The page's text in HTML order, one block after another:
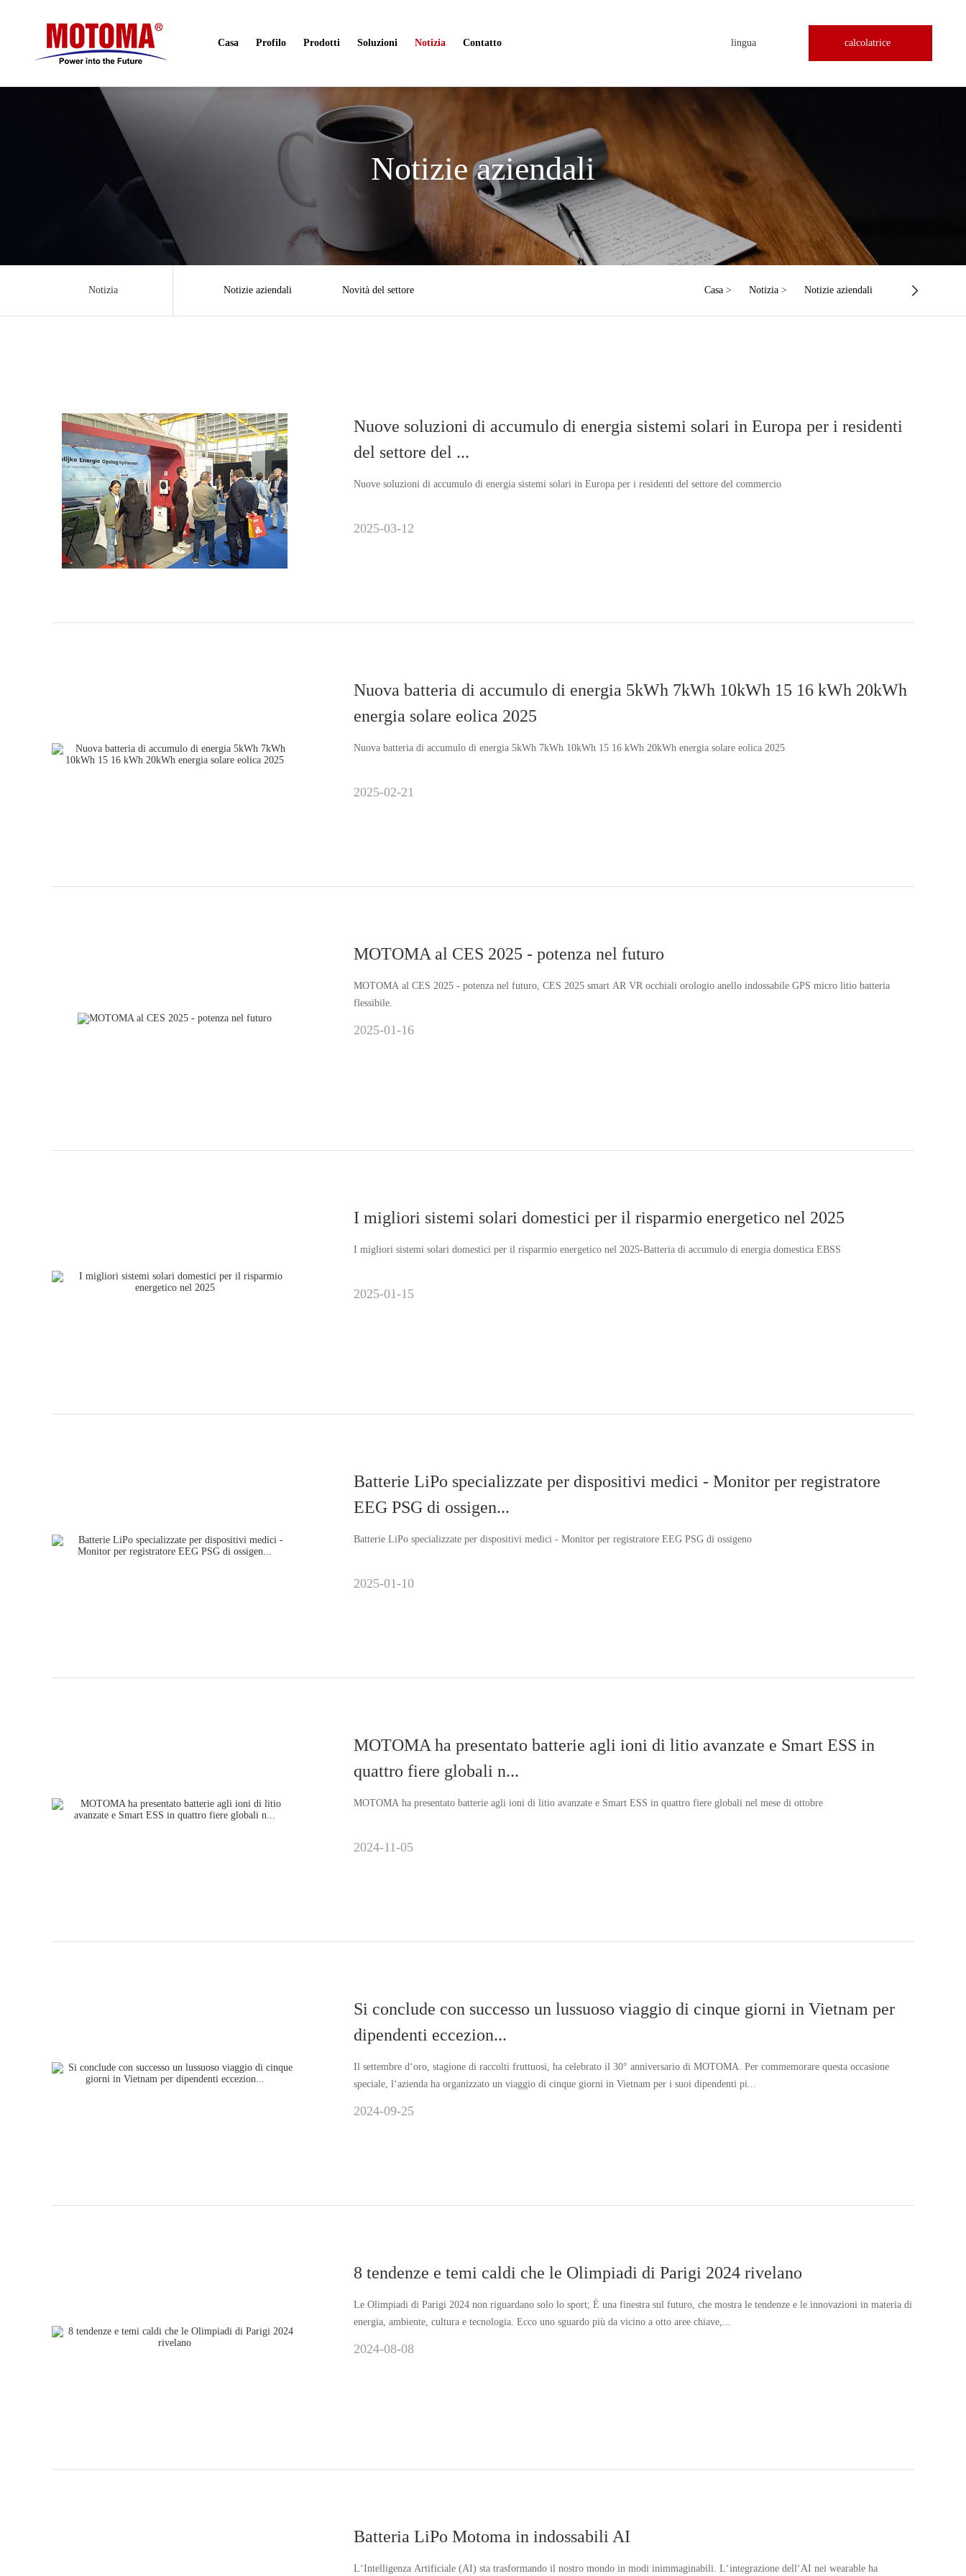
Casa Profilo Prodotti Soluzioni Notizia Contatto lingua calcolatrice
Notizie aziendali
Notizia Notizie aziendali Novità del settore Casa> Notizia> Notizie aziendali 
Nuove soluzioni di accumulo di energia sistemi solari in Europa per i residenti
del settore del ...
Nuove soluzioni di accumulo di energia sistemi solari in Europa per i residenti del settore del commercio
2025-03-12
Nuova batteria di accumulo di energia 5kWh 7kWh 10kWh 15 16 kWh 20kWh
energia solare eolica 2025
Nuova batteria di accumulo di energia 5kWh 7kWh 10kWh 15 16 kWh 20kWh energia solare eolica 2025
2025-02-21
MOTOMA al CES 2025 - potenza nel futuro
MOTOMA al CES 2025 - potenza nel futuro, CES 2025 smart AR VR occhiali orologio anello indossabile GPS micro litio batteria
flessibile.
2025-01-16
I migliori sistemi solari domestici per il risparmio energetico nel 2025
I migliori sistemi solari domestici per il risparmio energetico nel 2025-Batteria di accumulo di energia domestica EBSS
2025-01-15
Batterie LiPo specializzate per dispositivi medici - Monitor per registratore
EEG PSG di ossigen...
Batterie LiPo specializzate per dispositivi medici - Monitor per registratore EEG PSG di ossigeno
2025-01-10
MOTOMA ha presentato batterie agli ioni di litio avanzate e Smart ESS in
quattro fiere globali n...
MOTOMA ha presentato batterie agli ioni di litio avanzate e Smart ESS in quattro fiere globali nel mese di ottobre
2024-11-05
Si conclude con successo un lussuoso viaggio di cinque giorni in Vietnam per
dipendenti eccezion...
Il settembre d‘oro, stagione di raccolti fruttuosi, ha celebrato il 30° anniversario di MOTOMA. Per commemorare questa occasione
speciale, l‘azienda ha organizzato un viaggio di cinque giorni in Vietnam per i suoi dipendenti pi...
2024-09-25
8 tendenze e temi caldi che le Olimpiadi di Parigi 2024 rivelano
Le Olimpiadi di Parigi 2024 non riguardano solo lo sport; È una finestra sul futuro, che mostra le tendenze e le innovazioni in materia di
energia, ambiente, cultura e tecnologia. Ecco uno sguardo più da vicino a otto aree chiave,...
2024-08-08
Batteria LiPo Motoma in indossabili AI
L‘Intelligenza Artificiale (AI) sta trasformando il nostro mondo in modi inimmaginabili. L‘integrazione dell‘AI nei wearable ha